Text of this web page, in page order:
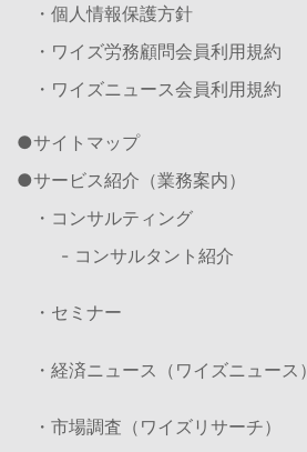
・個人情報保護方針
・ワイズ労務顧問会員利用規約
・ワイズニュース会員利用規約
サイトマップ
サービス紹介（業務案内）
・コンサルティング
- コンサルタント紹介
・セミナー
・経済ニュース（ワイズニュース）
・市場調査（ワイズリサーチ）